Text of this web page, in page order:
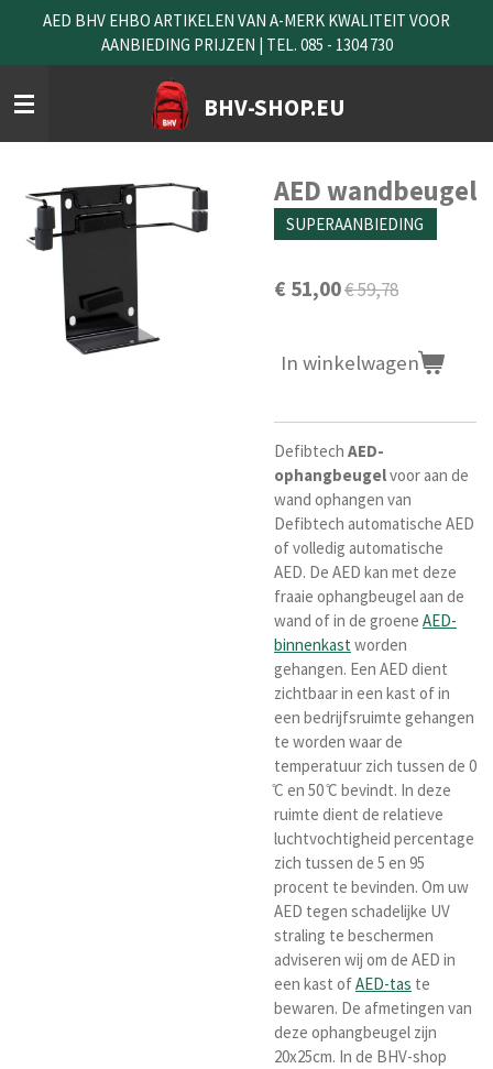
naar
de
hoofdinhoud
BHV-SHOP.EU
AED BHV EHBO ARTIKELEN VAN A-MERK KWALITEIT VOOR
AANBIEDING PRIJZEN | TEL. 085 - 1304 730
AED wandbeugel
SUPERAANBIEDING
€ 51,00€ 59,78
In winkelwagen
Defibtech AED-
ophangbeugelvoor aan de
wand ophangen van
Defibtech automatische AED
of volledig automatische
AED. De AED kan met deze
fraaie ophangbeugel aan de
wand of in de groene AED-
binnenkastworden
gehangen. Een AED dient
zichtbaar in een kast of in
een bedrijfsruimte gehangen
te worden waar de
temperatuur zich tussen de 0
̊C en 50 ̊C bevindt. In deze
ruimte dient de relatieve
luchtvochtigheid percentage
zich tussen de 5 en 95
procent te bevinden. Om uw
AED tegen schadelijke UV
straling te beschermen
adviseren wij om de AED in
een kast ofAED-tas te
bewaren. De afmetingen van
deze ophangbeugel zijn
20x25cm. In de BHV-shop